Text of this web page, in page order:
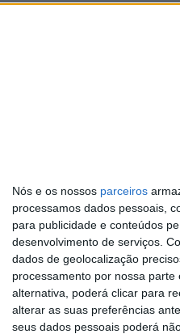
Nós e os nossos parceiros
processamos dados pessoais,
para publicidade e conteúdos
desenvolvimento de serviços.
dados de geolocalização
processamento por nossa
alternativa, poderá clicar para
alterar as suas preferências
seus dados pessoais poderá
de Trabalho.
quer mobilizar todo o
da autarquia, numa
Póvoa de Lanhoso já
Marchas Populares da